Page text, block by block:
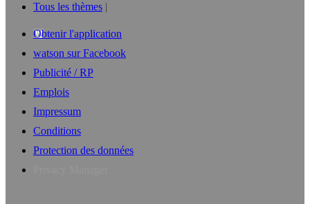
Tous les thèmes
Obtenir l'application
watson sur Facebook
Publicité / RP
Emplois
Impressum
Conditions
Protection des données